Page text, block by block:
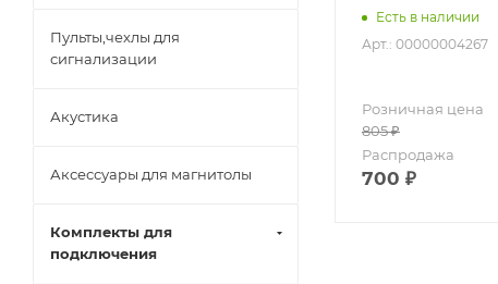
Есть в наличии
Арт.: 00000004267
Розничная цена
805₽
Распродажа
700 ₽
Пульты,чехлы для
сигнализации
Акустика
Аксессуары для магнитолы
Комплекты для
подключения